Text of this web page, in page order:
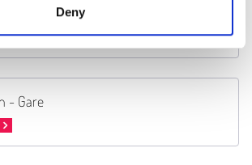
Deny
- Gare